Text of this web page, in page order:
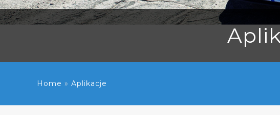
Home » Aplikacje